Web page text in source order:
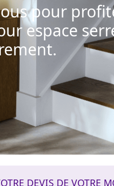
pour
espace
DEVIS DE VOTRE